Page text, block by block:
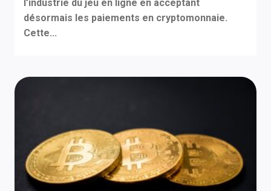
l’industrie du jeu en ligne en acceptant
désormais les paiements en cryptomonnaie.
Cette...